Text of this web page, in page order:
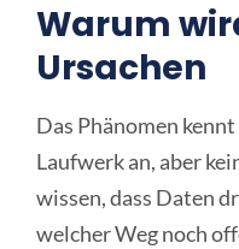
Warum
Ursachen
Das Phänomen
Laufwerk an, aber
wissen, dass Daten
welcher Weg noch